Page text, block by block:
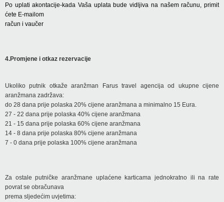
Po uplati akontacije-kada Vaša uplata bude vidljiva na našem računu, primit
ćete E-mailom
račun i vaučer
4.Promjene i otkaz rezervacije
Ukoliko putnik otkaže aranžman Farus travel agencija od ukupne cijene
aranžmana zadržava:
do 28 dana prije polaska 20% cijene aranžmana a minimalno 15 Eura.
27 - 22 dana prije polaska 40% cijene aranžmana
21 - 15 dana prije polaska 60% cijene aranžmana
14 - 8 dana prije polaska 80% cijene aranžmana
7 - 0 dana prije polaska 100% cijene aranžmana
Za ostale putničke aranžmane uplaćene karticama jednokratno ili na rate
povrat se obračunava
prema sljedećim uvjetima: